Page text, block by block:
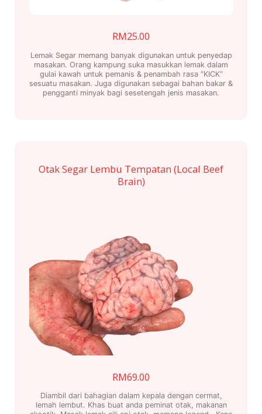
RM25.00
Lemak Segar memang banyak digunakan untuk penyedap
masakan. Orang kampung suka masukkan lemak dalam
gulai kawah untuk pemanis & penambah rasa “KICK”
sesuatu masakan. Juga digunakan sebagai bahan bakar &
pengganti minyak bagi sesetengah jenis masakan.
Otak Segar Lembu Tempatan (Local Beef
Brain)
RM69.00
Diambil dari bahagian dalam kepala dengan cermat,
lemah lembut. Khas buat anda peminat otak, makanan